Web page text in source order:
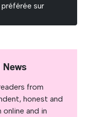
sur
from
honest and
and in